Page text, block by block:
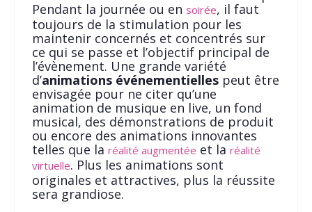
Pendant la journée ou en soirée, il faut
toujours de la stimulation pour les
maintenir concernés et concentrés sur
ce qui se passe et l’objectif principal de
l’évènement. Une grande variété
d’animations événementiellespeut être
envisagée pour ne citer qu’une
animation de musique en live, un fond
musical, des démonstrations de produit
ou encore des animations innovantes
telles que la réalité augmentée et la réalité
virtuelle. Plus les animations sont
originales et attractives, plus la réussite
sera grandiose.